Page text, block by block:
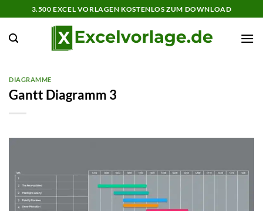
Inhalt
springen
3.500 EXCEL VORLAGEN KOSTENLOS ZUM DOWNLOAD
DIAGRAMME
Gantt Diagramm 3